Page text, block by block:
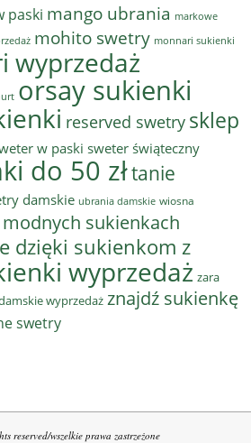
paski mango ubrania markowe
mohito swetry monnari sukienki
wyprzedaż
orsay sukienki
reserved swetry sklep
w paski sweter świąteczny
do 50 złtanie
damskie ubrania damskie wiosna
sukienkach
dzięki sukienkom z
wyprzedaż zara
wyprzedaż znajdź sukienkę
swetry
reserved/wszelkie prawa zastrzeżone